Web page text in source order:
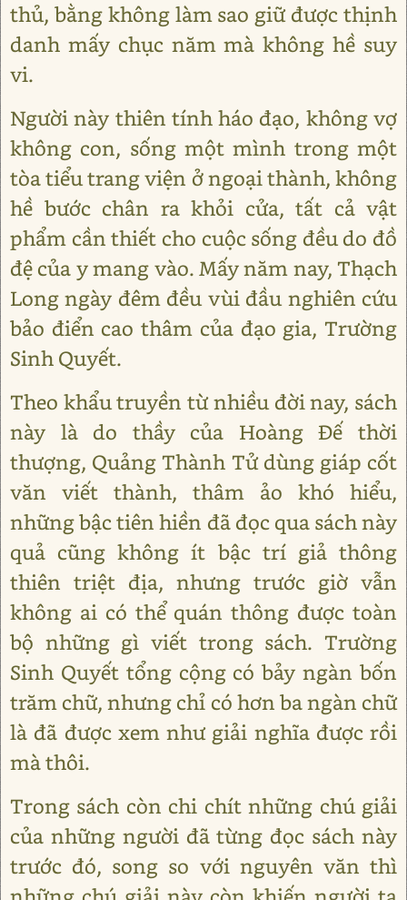
thủ, bằng không làm sao giữ được thịnh
danh mấy chục năm mà không hề suy
vi.
Người này thiên tính háo đạo, không vợ
không con, sống một mình trong một
tòa tiểu trang viện ở ngoại thành, không
hề bước chân ra khỏi cửa, tất cả vật
phẩm cần thiết cho cuộc sống đều do đồ
đệ của y mang vào. Mấy năm nay, Thạch
Long ngày đêm đều vùi đầu nghiên cứu
bảo điển cao thâm của đạo gia, Trường
Sinh Quyết.
Theo khẩu truyền từ nhiều đời nay, sách
này là do thầy của Hoàng Đế thời
thượng, Quảng Thành Tử dùng giáp cốt
văn viết thành, thâm ảo khó hiểu,
những bậc tiên hiền đã đọc qua sách này
quả cũng không ít bậc trí giả thông
thiên triệt địa, nhưng trước giờ vẫn
không ai có thể quán thông được toàn
bộ những gì viết trong sách. Trường
Sinh Quyết tổng cộng có bảy ngàn bốn
trăm chữ, nhưng chỉ có hơn ba ngàn chữ
là đã được xem như giải nghĩa được rồi
mà thôi.
Trong sách còn chi chít những chú giải
của những người đã từng đọc sách này
trước đó, song so với nguyên văn thì